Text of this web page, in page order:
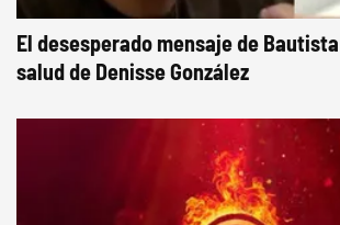
El desesperado mensaje de
salud de Denisse González